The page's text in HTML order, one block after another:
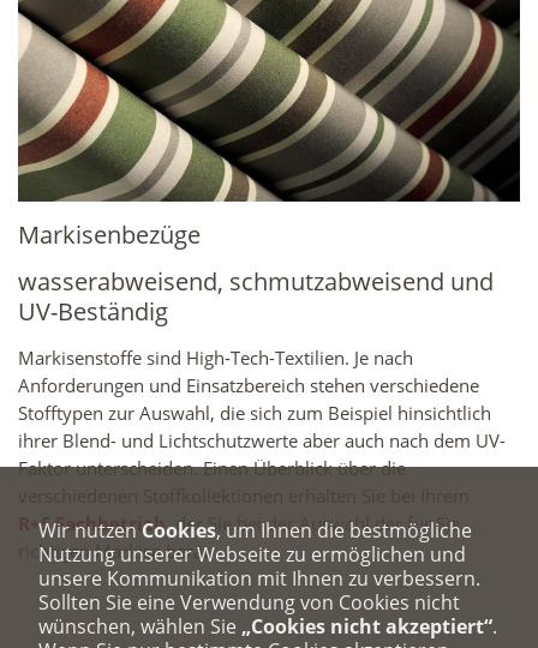
Markisenbezüge
wasserabweisend, schmutzabweisend und
UV-Beständig
Markisenstoffe sind High-Tech-Textilien. Je nach
Anforderungen und Einsatzbereich stehen verschiedene
Stofftypen zur Auswahl, die sich zum Beispiel hinsichtlich
ihrer Blend- und Lichtschutzwerte aber auch nach dem UV-
Faktor unterscheiden.Einen Überblick über die
R+S Fachbetrieb, der Sie bei der Auswahl der für Sie
richtigen Markise berät.
Wir nutzen Cookies, um Ihnen die bestmögliche
Nutzung unserer Webseite zu ermöglichen und
unsere Kommunikation mit Ihnen zu verbessern.
Sollten Sie eine Verwendung von Cookies nicht
wünschen, wählen Sie „Cookies nicht akzeptiert“.